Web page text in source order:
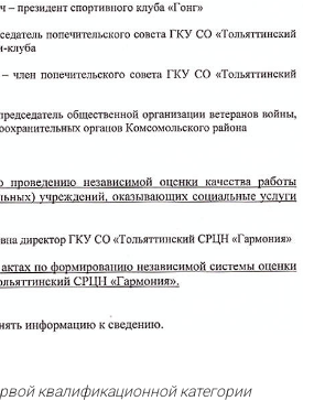
квалификационной категории